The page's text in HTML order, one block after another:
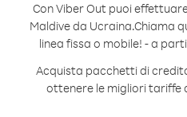
Con Viber Out puoi
Maldive da Ucraina.Chiama
linea fissa o mobile! - a
Acquista pacchetti di
ottenere le migliori tariffe